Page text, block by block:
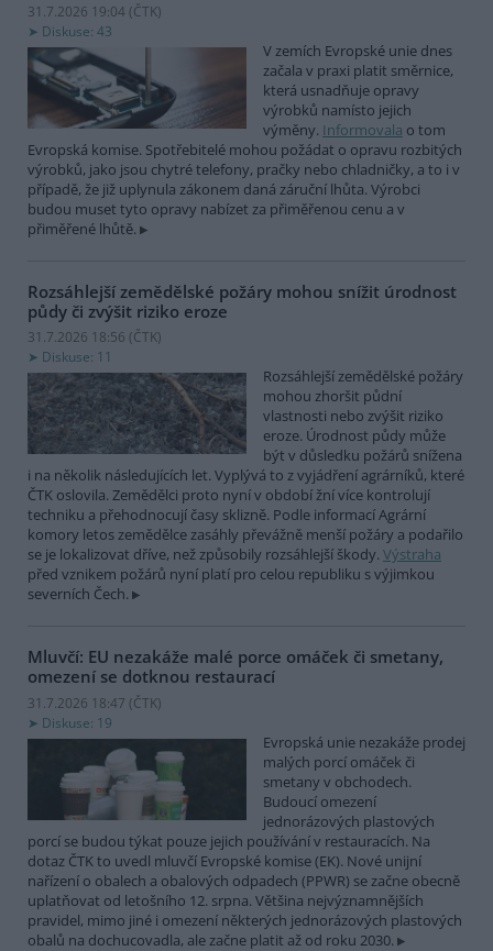
31.7.2026 19:04 (ČTK)
Diskuse: 43
V zemích Evropské unie dnes
začala v praxi platit směrnice,
která usnadňuje opravy
výrobků namísto jejich
výměny. Informovala o tom
Evropská komise. Spotřebitelé mohou požádat o opravu rozbitých
výrobků, jako jsou chytré telefony, pračky nebo chladničky, a to i v
případě, že již uplynula zákonem daná záruční lhůta. Výrobci
budou muset tyto opravy nabízet za přiměřenou cenu a v
přiměřené lhůtě.
Rozsáhlejší zemědělské požáry mohou snížit úrodnost
půdy či zvýšit riziko eroze
31.7.2026 18:56 (ČTK)
Diskuse: 11
Rozsáhlejší zemědělské požáry
mohou zhoršit půdní
vlastnosti nebo zvýšit riziko
eroze. Úrodnost půdy může
být v důsledku požárů snížena
i na několik následujících let. Vyplývá to z vyjádření agrárníků, které
ČTK oslovila. Zemědělci proto nyní v období žní více kontrolují
techniku a přehodnocují časy sklizně. Podle informací Agrární
komory letos zemědělce zasáhly převážně menší požáry a podařilo
se je lokalizovat dříve, než způsobily rozsáhlejší škody. Výstraha
před vznikem požárů nyní platí pro celou republiku s výjimkou
severních Čech.
Mluvčí: EU nezakáže malé porce omáček či smetany,
omezení se dotknou restaurací
31.7.2026 18:47 (ČTK)
Diskuse: 19
Evropská unie nezakáže prodej
malých porcí omáček či
smetany v obchodech.
Budoucí omezení
jednorázových plastových
porcí se budou týkat pouze jejich používání v restauracích. Na
dotaz ČTK to uvedl mluvčí Evropské komise (EK). Nové unijní
nařízení o obalech a obalových odpadech (PPWR) se začne obecně
uplatňovat od letošního 12. srpna. Většina nejvýznamnějších
pravidel, mimo jiné i omezení některých jednorázových plastových
obalů na dochucovadla, ale začne platit až od roku 2030.